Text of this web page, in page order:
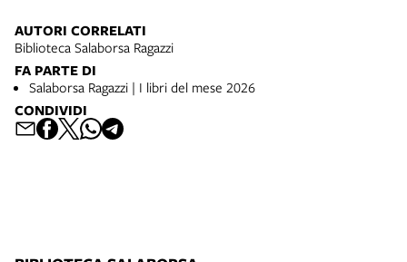
AUTORI CORRELATI
Biblioteca Salaborsa Ragazzi
FA PARTE DI
Salaborsa Ragazzi | I libri del mese 2026
CONDIVIDI